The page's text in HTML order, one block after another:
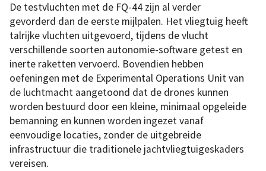
De testvluchten met de FQ-44 zijn al verder
gevorderd dan de eerste mijlpalen. Het vliegtuig heeft
talrijke vluchten uitgevoerd, tijdens de vlucht
verschillende soorten autonomie-software getest en
inerte raketten vervoerd. Bovendien hebben
oefeningen met de Experimental Operations Unit van
de luchtmacht aangetoond dat de drones kunnen
worden bestuurd door een kleine, minimaal opgeleide
bemanning en kunnen worden ingezet vanaf
eenvoudige locaties, zonder de uitgebreide
infrastructuur die traditionele jachtvliegtuigeskaders
vereisen.